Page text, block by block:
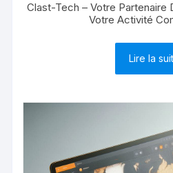
Clast-Tech – Votre Partenaire
Votre Activité
Lire la